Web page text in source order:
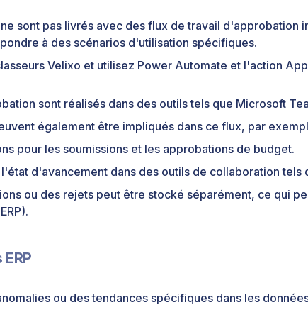
ne sont pas livrés avec des flux de travail d'approbation
à des scénarios d'utilisation spécifiques.
Velixo et utilisez Power Automate et l'action
sont réalisés dans des outils tels que Microsoft
également être impliqués dans ce flux, par
pour les soumissions et les approbations de budget.
d'avancement dans des outils de collaboration tels
ou des rejets peut être stocké séparément, ce qui
ou des tendances spécifiques dans les